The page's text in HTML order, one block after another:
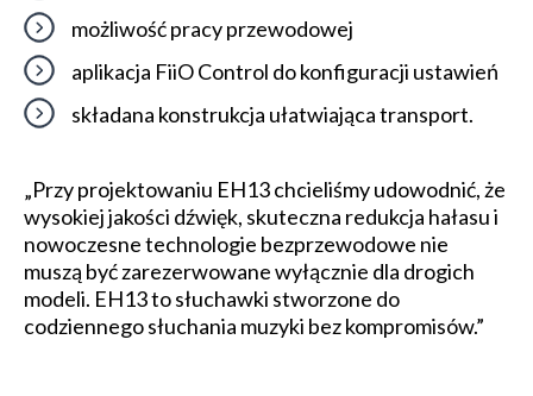
możliwość pracy przewodowej
aplikacja FiiO Control do konfiguracji ustawień
składana konstrukcja ułatwiająca transport.
„Przy projektowaniu EH13 chcieliśmy udowodnić, że
wysokiej jakości dźwięk, skuteczna redukcja hałasu i
nowoczesne technologie bezprzewodowe nie
muszą być zarezerwowane wyłącznie dla drogich
modeli. EH13 to słuchawki stworzone do
codziennego słuchania muzyki bez kompromisów.”